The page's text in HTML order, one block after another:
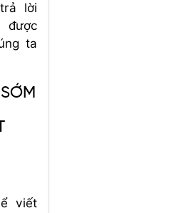
lời
được
ta
viết